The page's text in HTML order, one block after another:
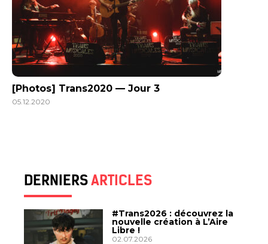
[Photos] Trans2020 — Jour 3
05.12.2020
DERNIERSARTICLES
#Trans2026 : découvrez la
nouvelle création à L’Aire
Libre !
02.07.2026